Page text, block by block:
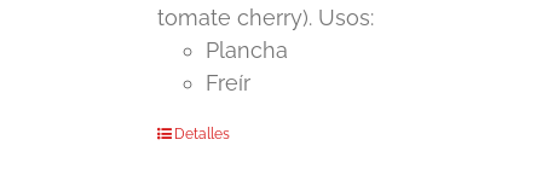
tomate cherry). Usos:
Plancha
Freír
Detalles